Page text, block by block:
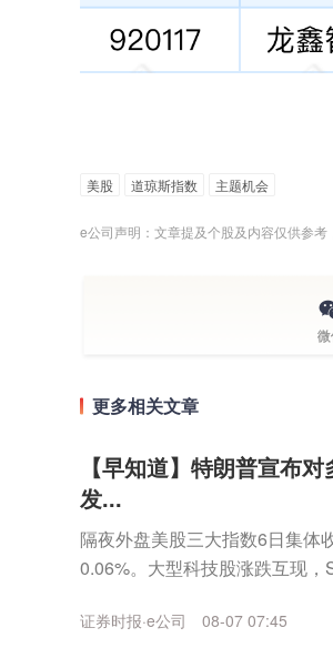
美股 道琼斯指数 主题机会
e公司声明：文章提及个股及内容仅供参考
微
更多相关文章
【早知道】特朗普宣布
发...
隔夜外盘美股三大指数6日集体
0.06%。大型科技股涨跌互现
证券时报·e公司 08-07 07:45